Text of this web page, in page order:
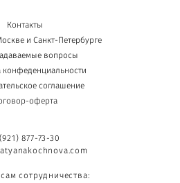
Контакты
и Санкт-Петербурге
вопросы
конфеденциальности
соглашение
оферта
877-73-30
сотрудничества: